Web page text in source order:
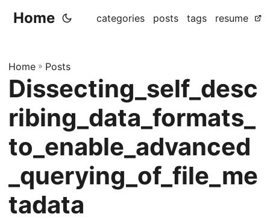
Home categories posts tags resume
Home » Posts
Dissecting_self_desc
ribing_data_formats_
to_enable_advanced
_querying_of_file_me
tadata